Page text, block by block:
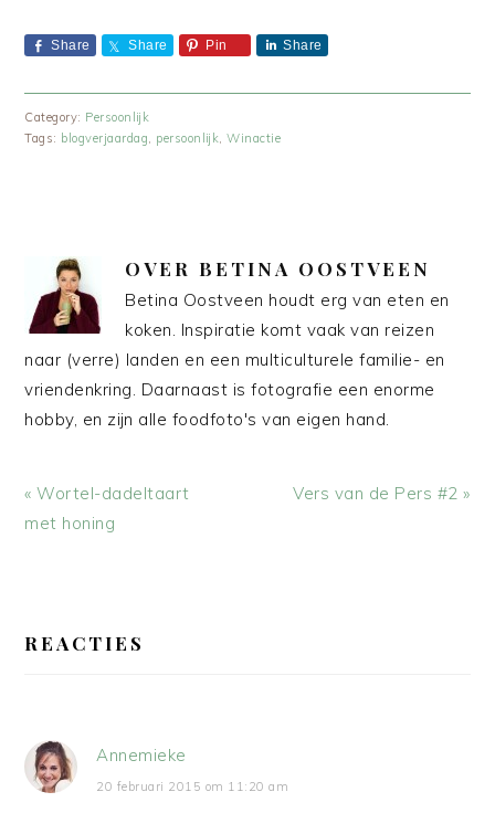
Share Share Pin Share
Category: Persoonlijk
Tags: blogverjaardag persoonlijk ,Winactie
OVER BETINA OOSTVEEN
Betina Oostveen houdt erg van eten en
koken. Inspiratie komt vaak van reizen
naar (verre) landen en een multiculturele familie- en
vriendenkring. Daarnaast is fotografie een enorme
hobby, en zijn alle foodfoto's van eigen hand.
Vorig
bericht:
« Wortel-dadeltaart
met honing
Volgend
Vers van de Pers #2 »
INTERACTIES
REACTIES
Annemieke
20 februari 2015 om 11:20 am